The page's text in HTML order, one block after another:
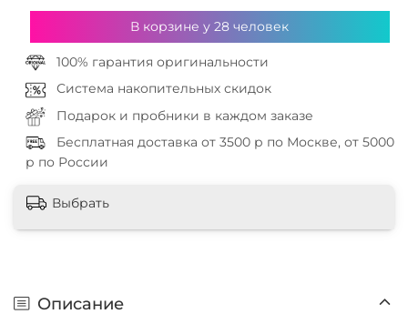
В корзине у28 человек
100% гарантия оригинальности
Система накопительных скидок
Подарок и пробники в каждом заказе
Бесплатная доставка от 3500 р по Москве, от 5000
р по России
Выбрать
Описание